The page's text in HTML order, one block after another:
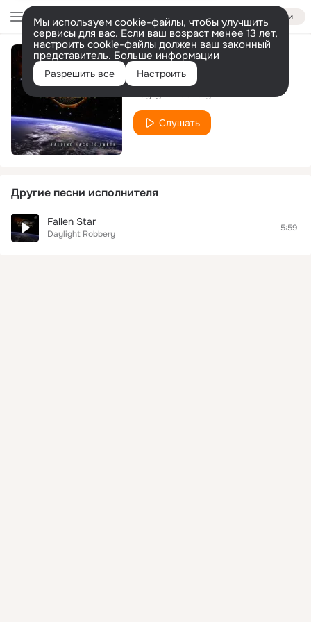
Войти
Мы используем cookie-файлы, чтобы улучшить
сервисы для вас. Если ваш возраст менее 13 лет,
настроить cookie-файлы должен ваш законный
представитель. Больше информации
Разрешить все Настроить
Between The Lines
Слушать
Другие песни исполнителя
Fallen Star
Daylight Robbery
5:59